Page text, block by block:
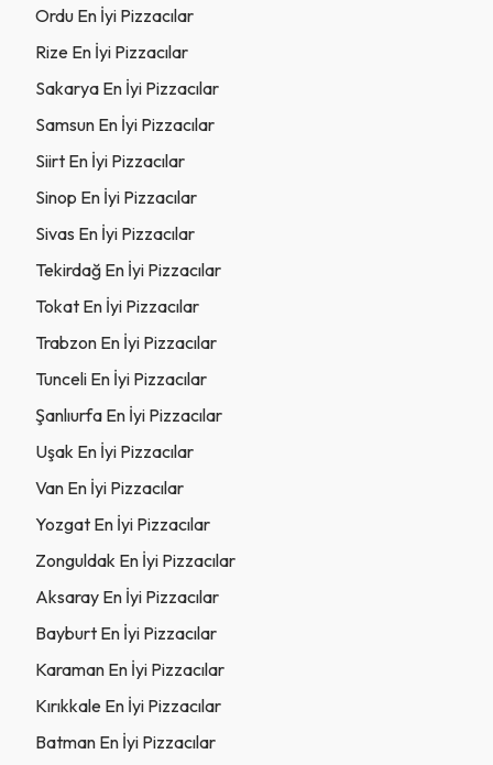
Ordu En İyi Pizzacılar
Rize En İyi Pizzacılar
Sakarya En İyi Pizzacılar
Samsun En İyi Pizzacılar
Siirt En İyi Pizzacılar
Sinop En İyi Pizzacılar
Sivas En İyi Pizzacılar
Tekirdağ En İyi Pizzacılar
Tokat En İyi Pizzacılar
Trabzon En İyi Pizzacılar
Tunceli En İyi Pizzacılar
Şanlıurfa En İyi Pizzacılar
Uşak En İyi Pizzacılar
Van En İyi Pizzacılar
Yozgat En İyi Pizzacılar
Zonguldak En İyi Pizzacılar
Aksaray En İyi Pizzacılar
Bayburt En İyi Pizzacılar
Karaman En İyi Pizzacılar
Kırıkkale En İyi Pizzacılar
Batman En İyi Pizzacılar